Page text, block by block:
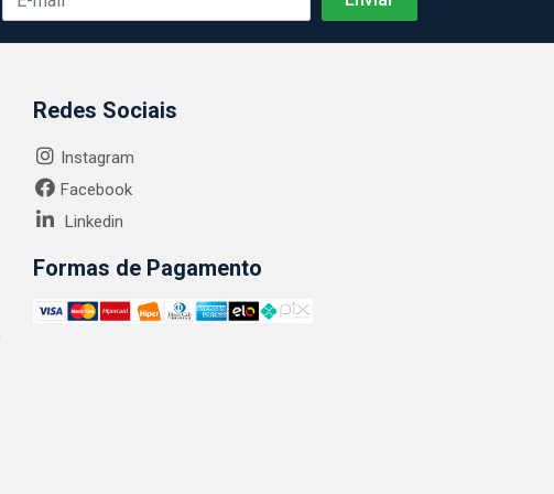
Redes Sociais
Instagram
Facebook
Linkedin
Formas de Pagamento